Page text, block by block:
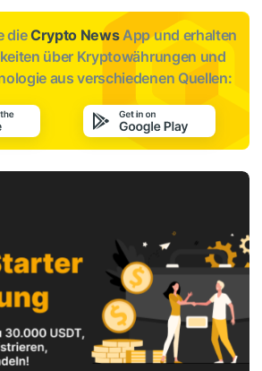
dieCrypto NewsApp und erhalten
über Kryptowährungen und
aus verschiedenen Quellen: